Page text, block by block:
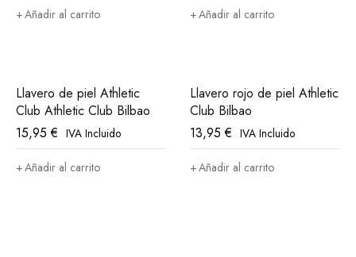
Añadir al carrito Añadir al carrito
Llavero de piel Athletic
Club Athletic Club Bilbao
15,95€ IVA Incluido
Añadir al carrito
Llavero rojo de piel Athletic
Club Bilbao
13,95€ IVA Incluido
Añadir al carrito